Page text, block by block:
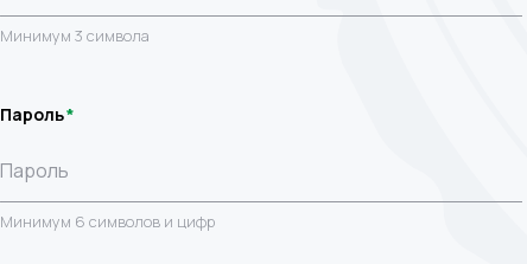
Минимум 3 символа
Пароль
Минимум 6 символов и цифр